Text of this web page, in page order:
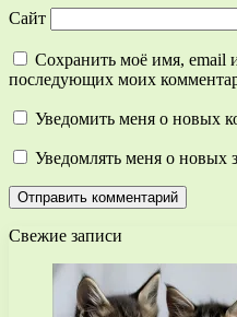
Сайт
Сохранить моё имя, email
последующих моих
Уведомить меня о новых
Уведомлять меня о новых
Свежие записи